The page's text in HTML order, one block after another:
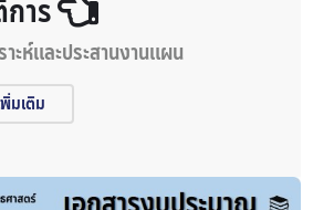
าร
าะห์และประสานงานแผน
มเติม